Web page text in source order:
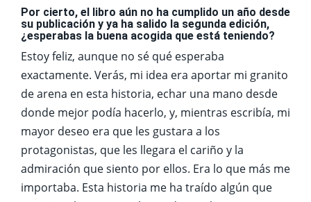
Por cierto, el libro aún no ha cumplido un año desde
su publicación y ya ha salido la segunda edición,
¿esperabas la buena acogida que está teniendo?
Estoy feliz, aunque no sé qué esperaba
exactamente. Verás, mi idea era aportar mi granito
de arena en esta historia, echar una mano desde
donde mejor podía hacerlo, y, mientras escribía, mi
mayor deseo era que les gustara a los
protagonistas, que les llegara el cariño y la
admiración que siento por ellos. Era lo que más me
importaba. Esta historia me ha traído algún que